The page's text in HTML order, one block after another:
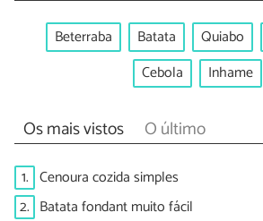
Beterraba Batata Quiabo
Cebola
Inhame
Os mais vistos O último
1. Cenoura cozida simples
2. Batata fondant muito fácil